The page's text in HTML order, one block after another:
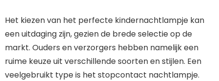
Het kiezen van het perfecte kindernachtlampje kan
een uitdaging zijn, gezien de brede selectie op de
markt. Ouders en verzorgers hebben namelijk een
ruime keuze uit verschillende soorten en stijlen. Een
veelgebruikt type is het stopcontact nachtlampje.